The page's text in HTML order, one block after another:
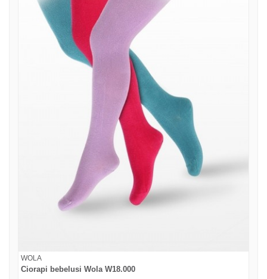
WOLA
Ciorapi bebelusi Wola W18.000